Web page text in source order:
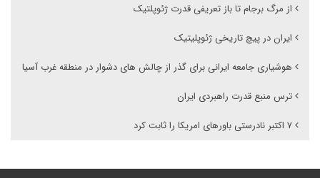
از مرگ برجام تا باز تعریفی قدرت ژئوپلتیک
ایران در پیچ تاریخی ژئوپلیتیک
هوشیاری جامعه ایرانی برای گذر از چالش های دشوار در منطقه غرب آسیا
ترس منبع قدرت راهبردی ایران
۷ اکتبر نادرستی باورهای امریکا را ثابت کرد